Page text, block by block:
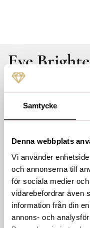
Samtycke
Denna webbplats
Vi använder
och annonserna till
för sociala medier
vidarebefordrar även
information från din
annons- och
Eye
ZO Skin Health
Repair Crème Denna
ZPRO™-complex,
ringar och svullnad runt
1 525,00 kr
Lägsta pris inom 30 dagar
1 395,00 kr
Innehåll
Water (Aqua),